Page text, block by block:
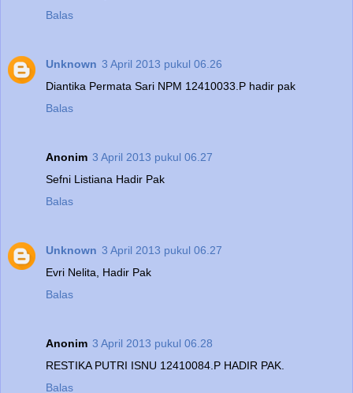
Balas
Unknown 3 April 2013 pukul 06.26
Diantika Permata Sari NPM 12410033.P hadir pak
Balas
Anonim 3 April 2013 pukul 06.27
Sefni Listiana Hadir Pak
Balas
Unknown 3 April 2013 pukul 06.27
Evri Nelita, Hadir Pak
Balas
Anonim 3 April 2013 pukul 06.28
RESTIKA PUTRI ISNU 12410084.P HADIR PAK.
Balas